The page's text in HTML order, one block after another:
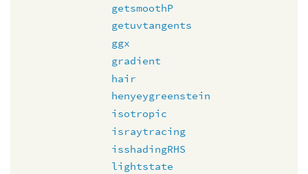
getsmoothP
getuvtangents
ggx
gradient
hair
henyeygreenstein
isotropic
israytracing
isshadingRHS
lightstate